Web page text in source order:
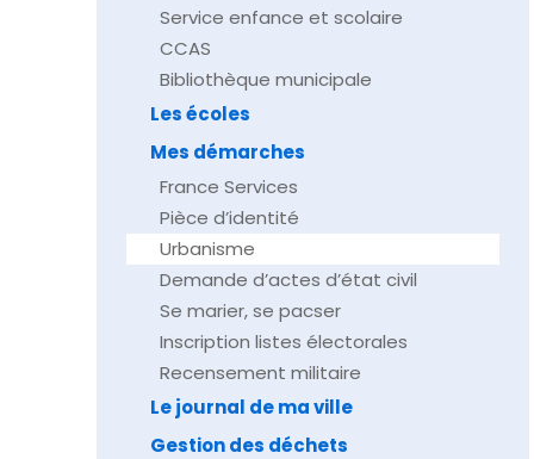
Service enfance et scolaire
CCAS
Bibliothèque municipale
Les écoles
Mes démarches
France Services
Pièce d’identité
Urbanisme
Demande d’actes d’état civil
Se marier, se pacser
Inscription listes électorales
Recensement militaire
Le journal de ma ville
Gestion des déchets